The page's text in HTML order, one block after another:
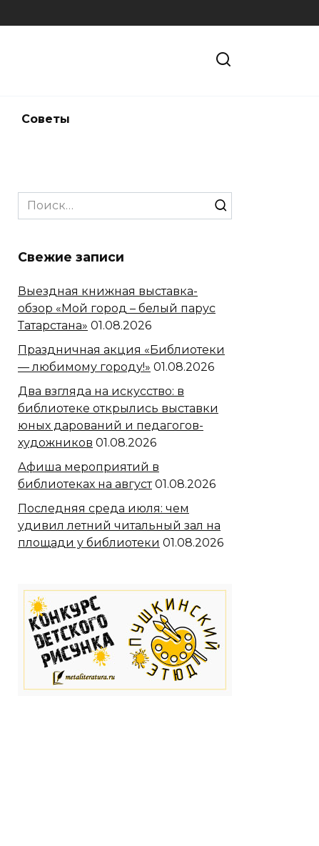
Советы
Search
for:
Свежие записи
Выездная книжная выставка-
обзор «Мой город – белый парус
Татарстана» 01.08.2026
Праздничная акция «Библиотеки
— любимому городу!» 01.08.2026
Два взгляда на искусство: в
библиотеке открылись выставки
юных дарований и педагогов-
художников 01.08.2026
Афиша мероприятий в
библиотеках на август 01.08.2026
Последняя среда июля: чем
удивил летний читальный зал на
площади у библиотеки 01.08.2026